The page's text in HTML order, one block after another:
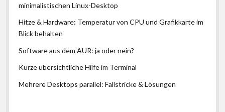
minimalistischen Linux-Desktop
Hitze & Hardware: Temperatur von CPU und Grafikkarte im
Blick behalten
Software aus dem AUR: ja oder nein?
Kurze übersichtliche Hilfe im Terminal
Mehrere Desktops parallel: Fallstricke & Lösungen